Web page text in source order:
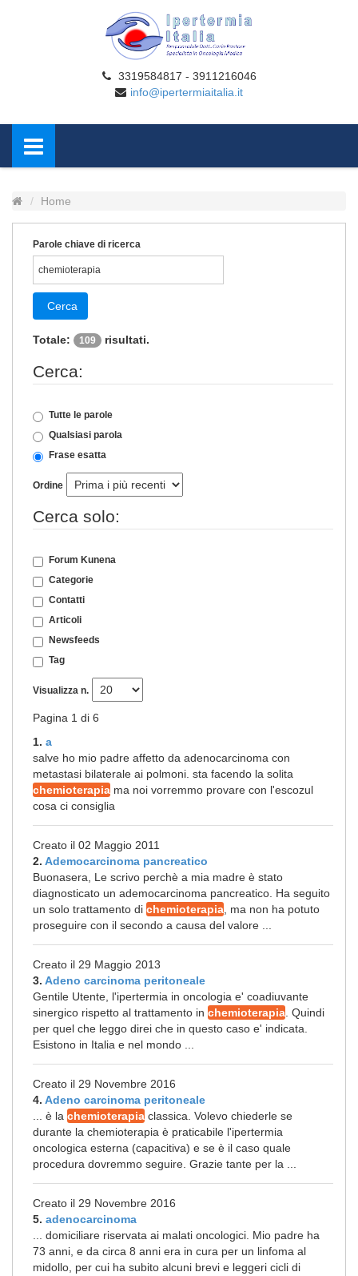
3319584817 - 3911216046
info@ipertermiaitalia.it
Home
Parole chiave di ricerca
Cerca
Totale: 109 risultati.
Cerca:
Tutte le parole
Qualsiasi parola
Frase esatta
Ordine
Cerca solo:
Forum Kunena
Categorie
Contatti
Articoli
Newsfeeds
Tag
Visualizza n.
Pagina 1 di 6
1. a
salve ho mio padre affetto da adenocarcinoma con
metastasi bilaterale ai polmoni. sta facendo la solita
chemioterapia ma noi vorremmo provare con l'escozul
cosa ci consiglia
Creato il 02 Maggio 2011
2. Ademocarcinoma pancreatico
Buonasera, Le scrivo perchè a mia madre è stato
diagnosticato un ademocarcinoma pancreatico. Ha seguito
un solo trattamento di chemioterapia , ma non ha potuto
proseguire con il secondo a causa del valore ...
Creato il 29 Maggio 2013
3. Adeno carcinoma peritoneale
Gentile Utente, l'ipertermia in oncologia e' coadiuvante
sinergico rispetto al trattamento in chemioterapia . Quindi
per quel che leggo direi che in questo caso e' indicata.
Esistono in Italia e nel mondo ...
Creato il 29 Novembre 2016
4. Adeno carcinoma peritoneale
... è la chemioterapia classica. Volevo chiederle se
durante la chemioterapia è praticabile l'ipertermia
oncologica esterna (capacitiva) e se è il caso quale
procedura dovremmo seguire. Grazie tante per la ...
Creato il 29 Novembre 2016
5. adenocarcinoma
... domiciliare riservata ai malati oncologici. Mio padre ha
73 anni, e da circa 8 anni era in cura per un linfoma al
midollo, per cui ha subito alcuni brevi e leggeri cicli di